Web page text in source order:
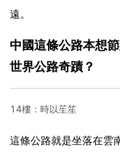
遠。
中國這條公路本想
世界公路奇蹟？
14樓：時以苼笙
這條公路就是坐落在雲